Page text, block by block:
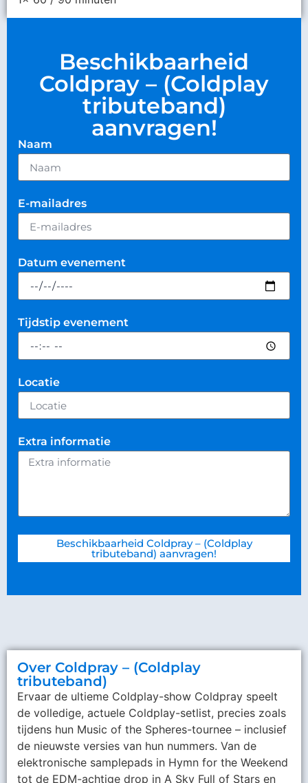
Beschikbaarheid
Coldpray – (Coldplay
tributeband)
aanvragen!
Naam
E-mailadres
Datum evenement
Tijdstip evenement
Locatie
Extra informatie
Beschikbaarheid Coldpray – (Coldplay
tributeband) aanvragen!
Over Coldpray – (Coldplay
tributeband)
Ervaar de ultieme Coldplay-show Coldpray speelt
de volledige, actuele Coldplay-setlist, precies zoals
tijdens hun Music of the Spheres-tournee – inclusief
de nieuwste versies van hun nummers. Van de
elektronische samplepads in Hymn for the Weekend
tot de EDM-achtige drop in A Sky Full of Stars en